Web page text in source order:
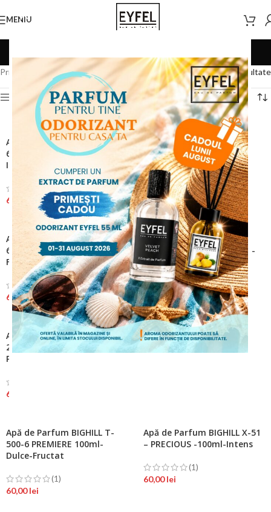
MENIU
BIGHILL 100 ml
Prima pagină/ BIGHILL/BIGHILL 100 ml Afișez toate cele 11 rezultate
Deschide Filtre Produse
Apă de Parfum BIGHILL B-
600-1 – Big Boss – 100ml-
Intens
(1)
60,00
Apă de Parfum BIGHILL B-
600-3 – HAVANA – 100ml-
Puternic Intens
(2)
60,00lei
Apă de Parfum BIGHILL E-
600-1 – SEDUCTIVE – 100ml-
Fresh
(1)
60,00lei
Apă de Parfum BIGHILL E-
600-2 – INSTINCT – 100ml-
Puternic Intens
(1)
60,00lei
Apă de Parfum BIGHILL I-
200-2 – ENERGETIC – 100ml-
Puternic Intens
60,00
Apă de Parfum BIGHILL K-
200-2 – GOOD – 100ml-
Apă de Parfum BIGHILL T-
500-6 PREMIERE 100ml-
Dulce-Fructat
(1)
60,00lei
Apă de Parfum BIGHILL X-51
– PRECIOUS -100ml-Intens
(1)
60,00lei